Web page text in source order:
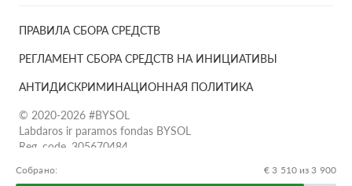
Собрано: € 3 510 из 3 900
ПРАВИЛА СБОРА СРЕДСТВ
РЕГЛАМЕНТ СБОРА СРЕДСТВ НА ИНИЦИАТИВЫ
АНТИДИСКРИМИНАЦИОННАЯ ПОЛИТИКА
© 2020-2026 #BYSOL
Labdaros ir paramos fondas BYSOL
Reg. code. 305670484,
g.17-1, LT-13253